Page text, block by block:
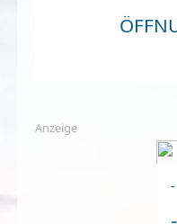
Anzeige
-